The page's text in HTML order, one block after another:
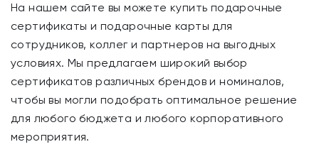
На нашем сайте вы можете купить подарочные
сертификаты и подарочные карты для
сотрудников, коллег и партнеров на выгодных
условиях. Мы предлагаем широкий выбор
сертификатов различных брендов и номиналов,
чтобы вы могли подобрать оптимальное решение
для любого бюджета и любого корпоративного
мероприятия.